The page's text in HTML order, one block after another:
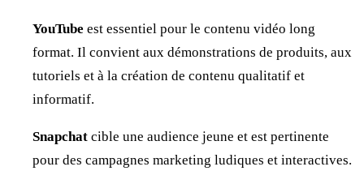
YouTube est essentiel pour le contenu vidéo long
format. Il convient aux démonstrations de produits, aux
tutoriels et à la création de contenu qualitatif et
informatif.
Snapchat cible une audience jeune et est pertinente
pour des campagnes marketing ludiques et interactives.